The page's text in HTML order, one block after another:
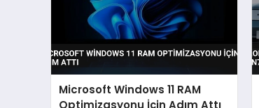
Microsoft Windows 11 RAM
Optimizasyonu İçin Adım Attı